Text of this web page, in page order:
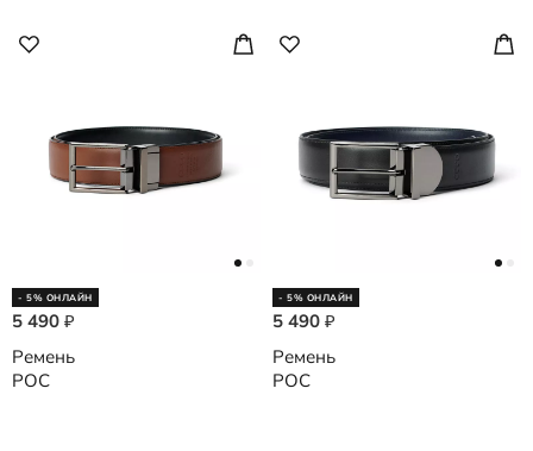
- 5% ОНЛАЙН
5 490 ₽
Ремень
POC
- 5% ОНЛАЙН
5 490 ₽
Ремень
POC